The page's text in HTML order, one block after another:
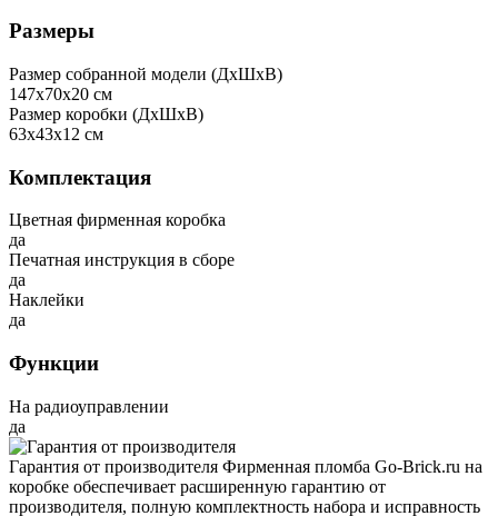
Размеры
Размер собранной модели (ДxШxВ)
147x70x20 см
Размер коробки (ДxШxВ)
63x43x12 см
Комплектация
Цветная фирменная коробка
да
Печатная инструкция в сборе
да
Наклейки
да
Функции
На радиоуправлении
да
Гарантия от производителя Фирменная пломба Go-Brick.ru на
коробке обеспечивает расширенную гарантию от
производителя, полную комплектность набора и исправность